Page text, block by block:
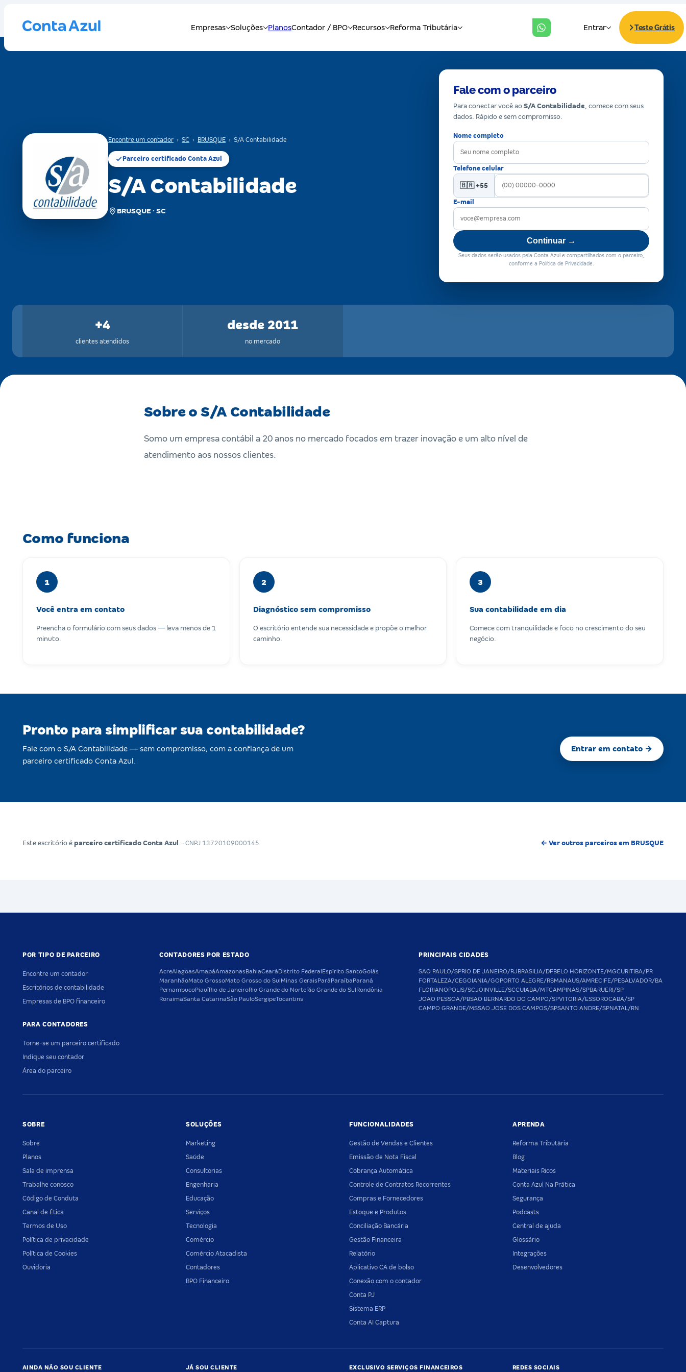
Encontre um contador › SC › BRUSQUE › S/A Contabilidade
Parceiro certificado Conta Azul
S/A Contabilidade
BRUSQUE · SC
Fale com o parceiro
Para conectar você ao S/A Contabilidade, comece com seus
dados. Rápido e sem compromisso.
Nome completo
Telefone celular
🇧🇷 +55
E-mail
Continuar →
Seus dados serão usados pela Conta Azul e compartilhados com o parceiro,
conforme a Política de Privacidade.
+4
clientes atendidos
desde 2011
no mercado
Sobre o S/A Contabilidade
Somo um empresa contábil a 20 anos no mercado focados em trazer inovação e um alto nível de
atendimento aos nossos clientes.
Como funciona
1
Você entra em contato
Preencha o formulário com seus dados — leva menos de 1
minuto.
2
Diagnóstico sem compromisso
O escritório entende sua necessidade e propõe o melhor
caminho.
3
Sua contabilidade em dia
Comece com tranquilidade e foco no crescimento do seu
negócio.
Pronto para simplificar sua contabilidade?
Fale com o S/A Contabilidade — sem compromisso, com a confiança de um
parceiro certificado Conta Azul.
Entrar em contato →
Este escritório é parceiro certificado Conta Azul . · CNPJ 13720109000145 ← Ver outros parceiros em BRUSQUE
POR TIPO DE PARCEIRO
Encontre um contador
Escritórios de contabilidade
Empresas de BPO financeiro
PARA CONTADORES
Torne-se um parceiro certificado
Indique seu contador
Área do parceiro
CONTADORES POR ESTADO
AcreAlagoasAmapáAmazonasBahiaCearáDistrito FederalEspírito SantoGoiás
MaranhãoMato GrossoMato Grosso do SulMinas GeraisParáParaíbaParaná
PernambucoPiauíRio de JaneiroRio Grande do NorteRio Grande do SulRondônia
RoraimaSanta CatarinaSão PauloSergipeTocantins
PRINCIPAIS CIDADES
SAO PAULO/SPRIO DE JANEIRO/RJBRASILIA/DFBELO HORIZONTE/MGCURITIBA/PR
FORTALEZA/CEGOIANIA/GOPORTO ALEGRE/RSMANAUS/AMRECIFE/PESALVADOR/BA
FLORIANOPOLIS/SCJOINVILLE/SCCUIABA/MTCAMPINAS/SPBARUERI/SP
JOAO PESSOA/PBSAO BERNARDO DO CAMPO/SPVITORIA/ESSOROCABA/SP
CAMPO GRANDE/MSSAO JOSE DOS CAMPOS/SPSANTO ANDRE/SPNATAL/RN
SOBRE
Sobre
Planos
Sala de imprensa
Trabalhe conosco
Código de Conduta
Canal de Ética
Termos de Uso
Política de privacidade
Política de Cookies
Ouvidoria
SOLUÇÕES
Marketing
Saúde
Consultorias
Engenharia
Educação
Serviços
Tecnologia
Comércio
Comércio Atacadista
Contadores
BPO Financeiro
FUNCIONALIDADES
Gestão de Vendas e Clientes
Emissão de Nota Fiscal
Cobrança Automática
Controle de Contratos Recorrentes
Compras e Fornecedores
Estoque e Produtos
Conciliação Bancária
Gestão Financeira
Relatório
Aplicativo CA de bolso
Conexão com o contador
Conta PJ
Sistema ERP
Conta AI Captura
APRENDA
Reforma Tributária
Blog
Materiais Ricos
Conta Azul Na Prática
Segurança
Podcasts
Central de ajuda
Glossário
Integrações
Desenvolvedores
AINDA NÃO SOU CLIENTE JÁ SOU CLIENTE EXCLUSIVO SERVIÇOS FINANCEIROS REDES SOCIAIS